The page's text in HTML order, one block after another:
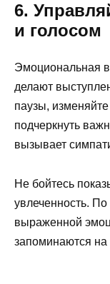
6.
и голосом
Эмоциональная
делают
паузы,
подчеркнуть
вызывает
Не бойтесь
увлеченность. По
выраженной
запоминаются